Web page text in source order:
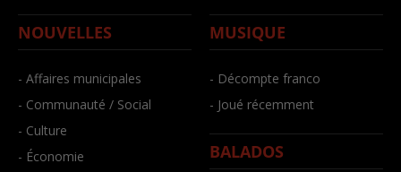
NOUVELLES
- Affaires municipales
- Communauté / Social
- Culture
- Économie
MUSIQUE
- Décompte franco
- Joué récemment
BALADOS